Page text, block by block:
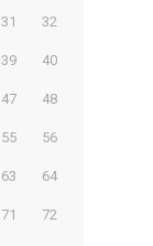
31 32
39 40
47 48
55 56
63 64
71 72